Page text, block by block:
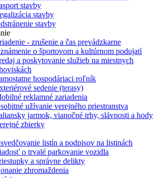
stavby
stavby
stavby
- zrušenie a čas prevádzkarne
o športovom a kultúrnom podujatí
a poskytovanie služieb na miestnych
hospodáriaci roľník
sedenie (terasy)
reklamné zariadenia
užívanie verejného priestranstva
jarmok, vianočné trhy, slávnosti a hody
zbierky
listín a podpisov na listinách
o trvalé parkovanie vozidla
a správne delikty
zhromaždenia